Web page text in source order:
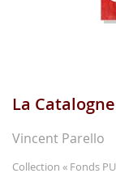
Skip
the
of
La
Vincent Parello
Collection « Fonds